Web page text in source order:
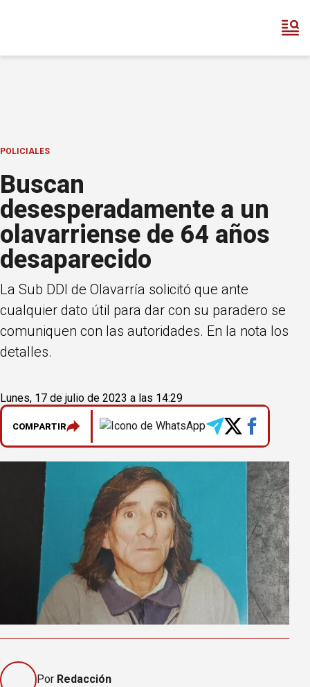
POLICIALES
Buscan
desesperadamente a un
olavarriense de 64 años
desaparecido
La Sub DDI de Olavarría solicitó que ante
cualquier dato útil para dar con su paradero se
comuniquen con las autoridades. En la nota los
detalles.
Lunes, 17 de julio de 2023 a las 14:29
COMPARTIR
Por Redacción